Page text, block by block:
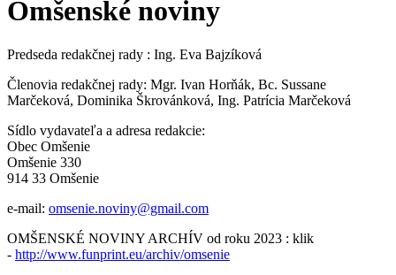
Omšenské noviny
Predseda redakčnej rady : Ing. Eva Bajzíková
Členovia redakčnej rady: Mgr. Ivan Horňák, Bc. Sussane
Marčeková, Dominika Škrovánková, Ing. Patrícia Marčeková
Sídlo vydavateľa a adresa redakcie:
Obec Omšenie
Omšenie 330
914 33 Omšenie
e-mail: omsenie.noviny@gmail.com
OMŠENSKÉ NOVINY ARCHÍV od roku 2023 : klik
- http://www.funprint.eu/archiv/omsenie